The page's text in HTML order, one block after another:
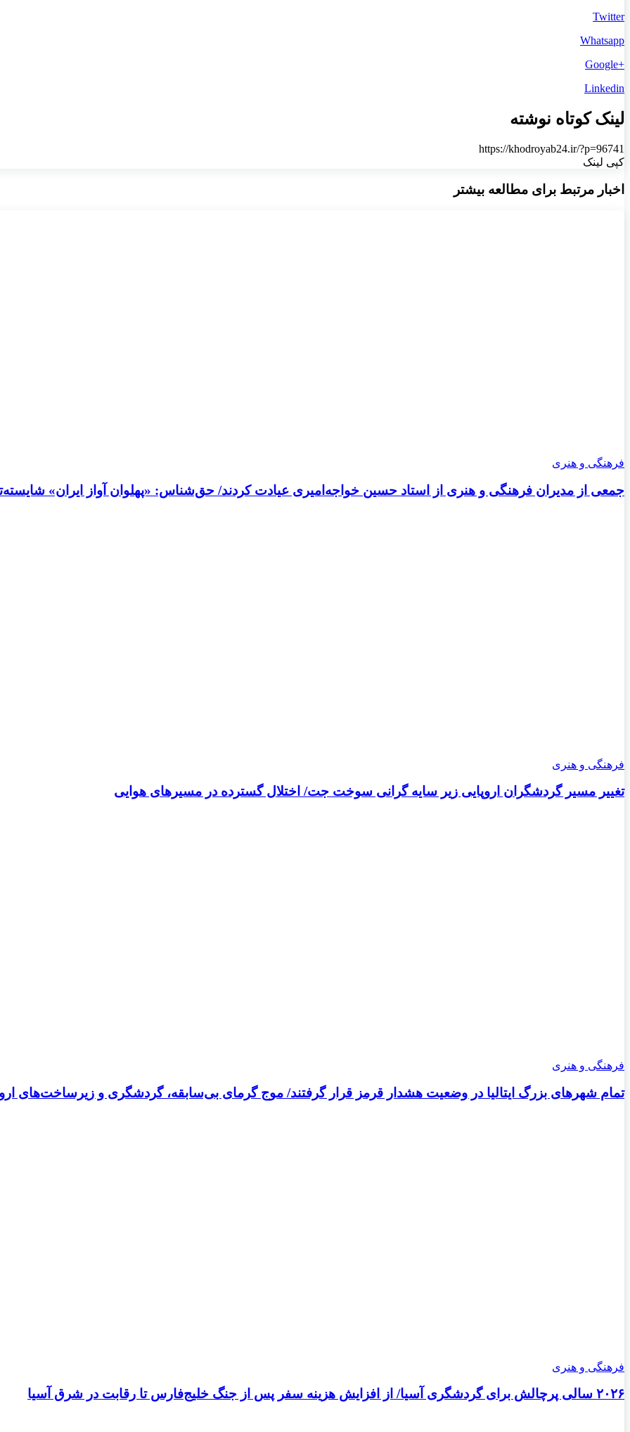
Twitter
Whatsapp
+Google
Linkedin
لینک کوتاه نوشته
https://khodroyab24.ir/?p=96741
کپی لینک
اخبار مرتبط برای مطالعه بیشتر
فرهنگی و هنری
جمعی از مدیران فرهنگی و هنری از استاد حسین خواجه‌امیری عیادت کردند/ حق‌شناس: «پهلوان آواز ایران»
فرهنگی و هنری
تغییر مسیر گردشگران اروپایی زیر سایه گرانی سوخت جت/ اختلال گسترده در مسیرهای هوایی
فرهنگی و هنری
تمام شهرهای بزرگ ایتالیا در وضعیت هشدار قرمز قرار گرفتند/ موج گرمای بی‌سابقه، گردشگری و زیرساخت‌های
فرهنگی و هنری
۲۰۲۶ سالی پرچالش برای گردشگری آسیا/ از افزایش هزینه سفر پس از جنگ خلیج‌فارس تا رقابت در شرق آسیا